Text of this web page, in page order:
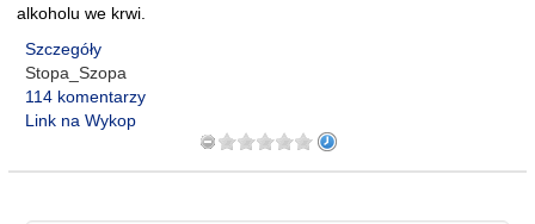
alkoholu we krwi.
Szczegóły
Stopa_Szopa
114 komentarzy
Link na Wykop